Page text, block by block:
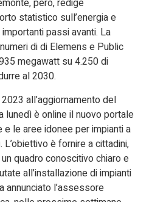
però, redige
statistico sull’energia e
passi avanti. La
di di Elemens e Public
megawatt su 4.250 di
al 2030.
all’aggiornamento del
lunedì è online il nuovo portale
le aree idonee per impianti a
è fornire a cittadini,
quadro conoscitivo chiaro e
all’installazione di impianti
annunciato l’assessore